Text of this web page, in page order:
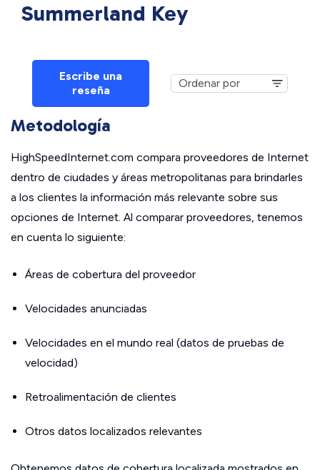
Summerland Key
Escribe una
reseña
Metodología
HighSpeedInternet.com compara proveedores de Internet
dentro de ciudades y áreas metropolitanas para brindarles
a los clientes la información más relevante sobre sus
opciones de Internet. Al comparar proveedores, tenemos
en cuenta lo siguiente:
Áreas de cobertura del proveedor
Velocidades anunciadas
Velocidades en el mundo real (datos de pruebas de
velocidad)
Retroalimentación de clientes
Otros datos localizados relevantes